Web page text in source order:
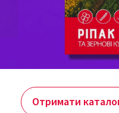
Отримати